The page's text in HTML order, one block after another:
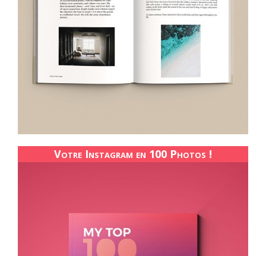
Votre Instagram en 100 Photos !